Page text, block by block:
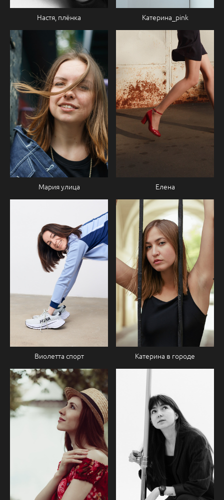
Настя, плёнка Катерина_pink
Мария улица Елена
Виолетта спорт Катерина в городе